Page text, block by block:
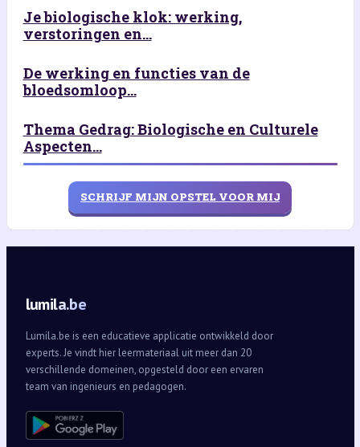
Je biologische klok: werking,
verstoringen en...
De werking en functies van de
bloedsomloop...
Thema Gedrag: Biologische en Culturele
Aspecten...
SCHRIJF MIJN OPSTEL VOOR MIJ
lumila.be
Lumila.be is een educatieve applicatie ontwikkeld door
experts. Je vindt hier leermateriaal uit meer dan 20
verschillende domeinen, opgesteld door een ervaren
team van ingenieurs en pedagogen.